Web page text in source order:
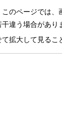
のページでは
違う場合があり
拡大して見るこ